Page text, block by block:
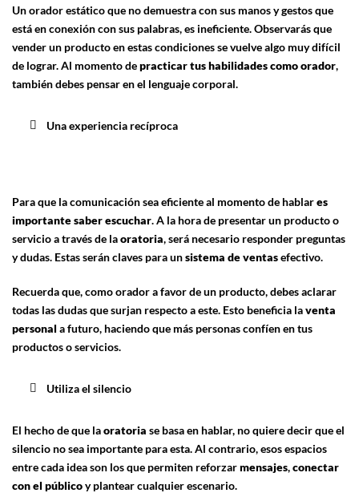
Un orador estático que no demuestra con sus manos y gestos que
está en conexión con sus palabras, es ineficiente. Observarás que
vender un producto en estas condiciones se vuelve algo muy difícil
de lograr. Al momento depracticar tus habilidades como orador,
también debes pensar en el lenguaje corporal.
Una experiencia recíproca
Para que la comunicación sea eficiente al momento de hablares
importante saber escuchar. A la hora de presentar un producto o
servicio a través de laoratoria, será necesario responder preguntas
y dudas. Estas serán claves para unsistema deventasefectivo.
Recuerda que, como orador a favor de un producto, debes aclarar
todas las dudas que surjan respecto a este. Esto beneficia laventa
personal a futuro, haciendo que más personas confíen en tus
productos o servicios.
Utiliza el silencio
El hecho de que laoratoria se basa en hablar, no quiere decir que el
silencio no sea importante para esta. Al contrario, esos espacios
entre cada idea son los que permiten reforzarmensajes,conectar
con el públicoy plantear cualquier escenario.